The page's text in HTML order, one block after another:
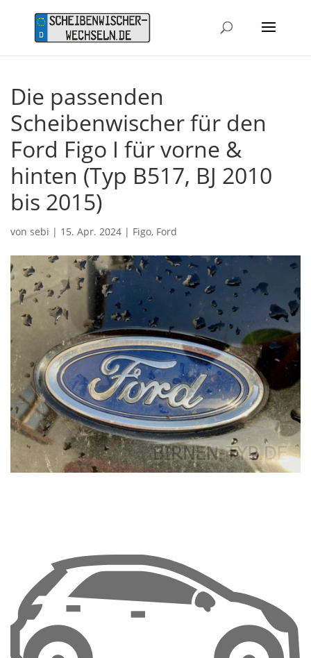
Die passenden
Scheibenwischer für den
Ford Figo I für vorne &
hinten (Typ B517, BJ 2010
bis 2015)
von sebi | 15. Apr. 2024 | Figo, Ford